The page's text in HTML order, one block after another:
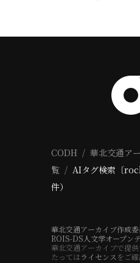
CODH 華北交通ア
覧
AIタグ検索〔
件）
華北交通アーカイブ作成
ROIS-DS人文学オープン
華北交通アーカイブで提
たってはライセンス をご確